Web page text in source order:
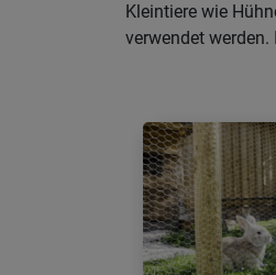
Kleintiere wie
verwendet